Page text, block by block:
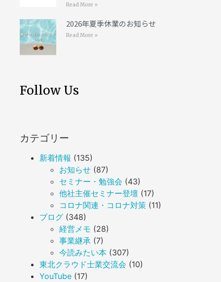
Read More »
2026年夏季休業のお知らせ
Read More »
Follow Us
カテゴリー
新着情報 (135)
お知らせ (87)
セミナー・勉強会 (43)
他社主催セミナー登壇 (17)
コロナ関連・コロナ対策 (11)
ブログ (348)
経営メモ (28)
事業継承 (7)
今読みたい本 (307)
東北クラウド士業交流会 (10)
YouTube (17)